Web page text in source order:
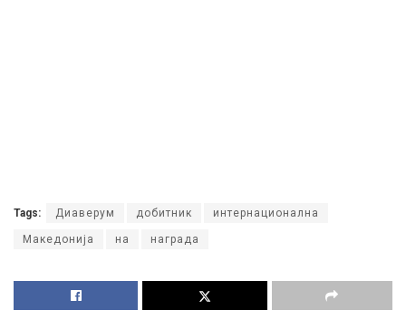
Tags: Диаверум добитник интернационална
Македонија на награда